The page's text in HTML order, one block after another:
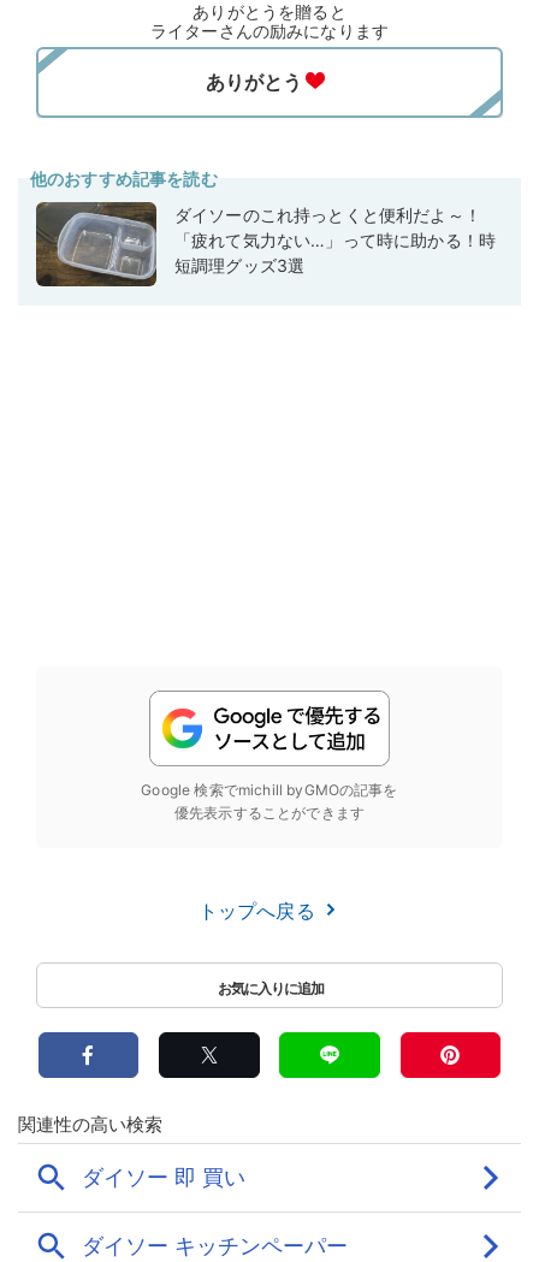
ありがとうを贈ると
ライターさんの励みになります
他のおすすめ記事を読む
ダイソーのこれ持っとくと便利だよ～！
「疲れて気力ない…」って時に助かる！時
短調理グッズ3選
Google 検索でmichill byGMOの記事を
優先表示することができます
トップへ戻る